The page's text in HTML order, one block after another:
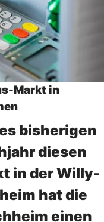
Markt in
bisherigen
diesen
in der Willy-
hat die
einen